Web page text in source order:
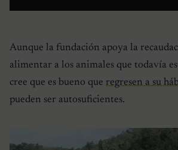
Aunque la fundación apoya la
alimentar a los animales que todavía
cree que es bueno que regresen a su
pueden ser autosuficientes.